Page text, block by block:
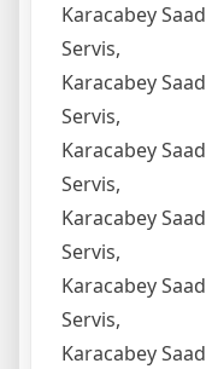
Karacabey
Servis,
Karacabey
Servis,
Karacabey
Servis,
Karacabey
Servis,
Karacabey
Servis,
Karacabey